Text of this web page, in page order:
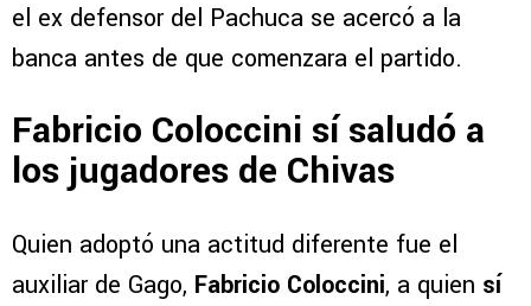
el ex defensor del Pachuca se acercó a la
banca antes de que comenzara el partido.
Fabricio Coloccini sí saludó a
los jugadores de Chivas
Quien adoptó una actitud diferente fue el
auxiliar de Gago, Fabricio Coloccini, a quien sí